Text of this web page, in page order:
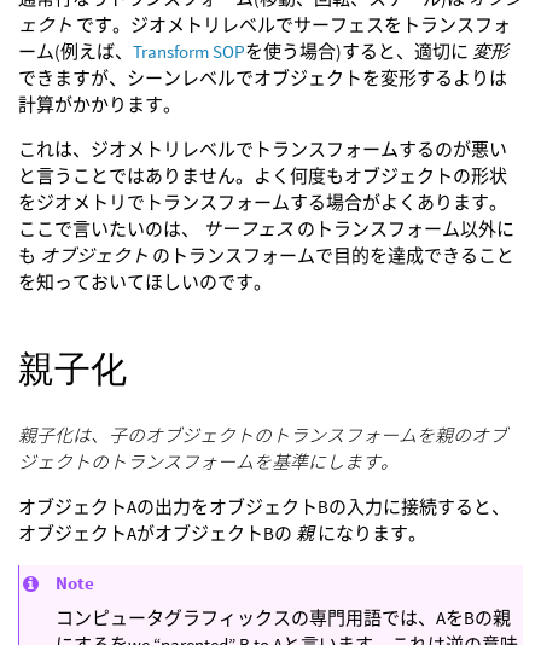
ェクト です。ジオメトリレベルでサーフェスをトランスフォ
ーム(例えば、 Transform SOPを使う場合)すると、適切に 変形
できますが、シーンレベルでオブジェクトを変形するよりは
計算がかかります。
これは、ジオメトリレベルでトランスフォームするのが悪い
と言うことではありません。よく何度もオブジェクトの形状
をジオメトリでトランスフォームする場合がよくあります。
ここで言いたいのは、
サーフェス のトランスフォーム以外に
も オブジェクト のトランスフォームで目的を達成できること
を知っておいてほしいのです。
親子化
親子化は、子のオブジェクトのトランスフォームを親のオブ
ジェクトのトランスフォームを基準にします。
オブジェクトAの出力をオブジェクトBの入力に接続すると、
オブジェクトAがオブジェクトBの 親になります。
Note
コンピュータグラフィックスの専門用語では、AをBの親